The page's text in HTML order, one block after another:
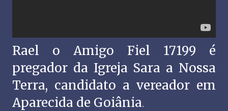
Rael o Amigo Fiel 17199 é
pregador da Igreja Sara a Nossa
Terra, candidato a vereador em
Aparecida de Goiânia.